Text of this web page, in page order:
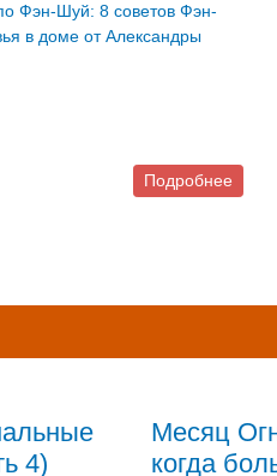
Фэн-Шуй: 8 советов Фэн-
в доме от Александры
Подробнее
4)
Месяц
когда